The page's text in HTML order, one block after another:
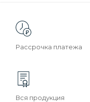
Рассрочка платежа
Вся продукция